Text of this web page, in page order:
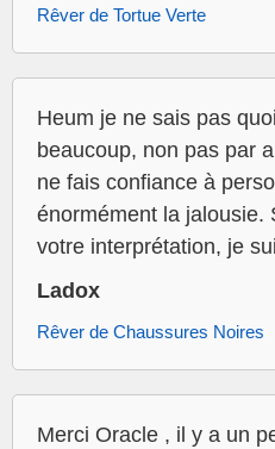
Rêver de Tortue Verte
Heum je ne sais pas
beaucoup, non pas par
ne fais confiance à
énormément la jalousie.
votre interprétation, je
Ladox
Rêver de Chaussures Noires
Merci Oracle , il y a un